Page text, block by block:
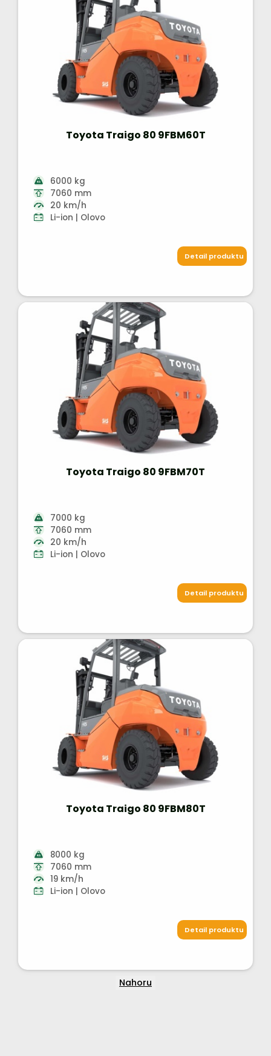
Toyota Traigo 80 9FBM60T
6000 kg
7060 mm
20 km/h
Li-ion | Olovo
Detail produktu
Toyota Traigo 80 9FBM70T
7000 kg
7060 mm
20 km/h
Li-ion | Olovo
Detail produktu
Toyota Traigo 80 9FBM80T
8000 kg
7060 mm
19 km/h
Li-ion | Olovo
Detail produktu
Nahoru